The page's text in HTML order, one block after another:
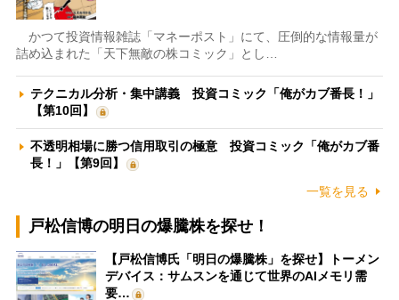
かつて投資情報雑誌「マネーポスト」にて、圧倒的な情報量が
詰め込まれた「天下無敵の株コミック」とし…
テクニカル分析・集中講義 投資コミック「俺がカブ番長！」
【第10回】
不透明相場に勝つ信用取引の極意 投資コミック「俺がカブ番
長！」【第9回】
一覧を見る
戸松信博の明日の爆騰株を探せ！
【戸松信博氏「明日の爆騰株」を探せ】トーメン
デバイス：サムスンを通じて世界のAIメモリ需
要…